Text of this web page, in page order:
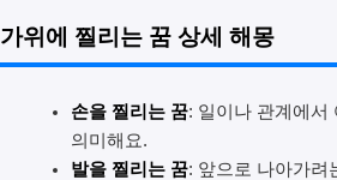
가위에 찔리는 꿈 상세 해몽
손을 찔리는 꿈: 일이나 관계에서
의미해요.
발을 찔리는 꿈: 앞으로 나아가려